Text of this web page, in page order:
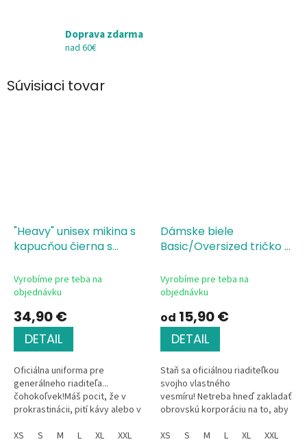
Doprava zdarma
nad 60€
Súvisiaci tovar
"Heavy" unisex mikina s
kapucňou čierna s
Vyrobíme pre teba na
objednávku
34,90 €
DETAIL
Oficiálna uniforma pre
generálneho riaditeľa...
čohokoľvek!Máš pocit, že v
prokrastinácii, pití kávy alebo v
mohol rovno šéfovať celej
XS S M L XL XXL
Dámske biele
Basic/Oversized tričko s
Vyrobíme pre teba na
objednávku
od 15,90 €
DETAIL
Staň sa oficiálnou riaditeľkou
svojho vlastného
vesmíru! Netreba hneď zakladať
obrovskú korporáciu na to, aby
tričkom môžeš všetkým s...
XS S M L XL XXL